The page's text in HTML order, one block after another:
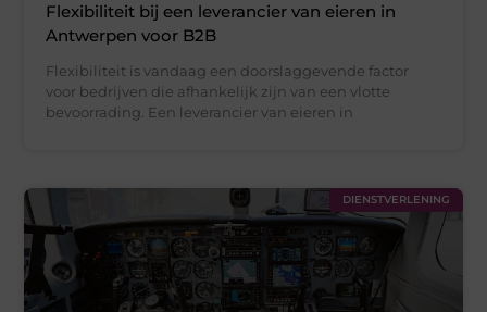
Flexibiliteit bij een leverancier van eieren in
Antwerpen voor B2B
Flexibiliteit is vandaag een doorslaggevende factor
voor bedrijven die afhankelijk zijn van een vlotte
bevoorrading. Een leverancier van eieren in
DIENSTVERLENING